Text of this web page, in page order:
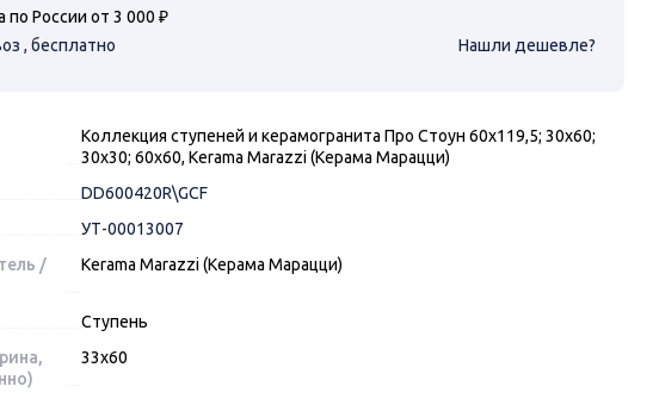
по России от 3 000 ₽
, бесплатно
Нашли дешевле?
Коллекция ступеней и керамогранита Про Стоун 60х119,5; 30х60;
30х30; 60х60, Kerama Marazzi (Керама Марацци)
DD600420R\GCF
УТ-00013007
/
Kerama Marazzi (Керама Марацци)
Ступень
33x60